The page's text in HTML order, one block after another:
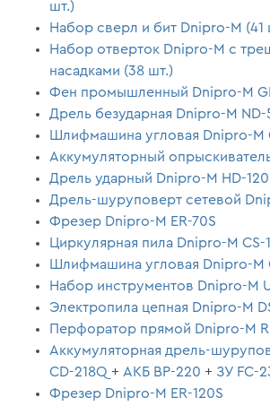
шт.)
Набор сверл и бит Dnipro-M (41
Набор отверток Dnipro-M с
насадками (38 шт.)
Фен промышленный Dnipro-M
Дрель безударная Dnipro-M ND-
Шлифмашина угловая Dnipro-M
Аккумуляторный
Дрель ударный Dnipro-M HD-120
Дрель-шуруповерт сетевой
Фрезер Dnipro-M ER-70S
Циркулярная пила Dnipro-M CS-
Шлифмашина угловая Dnipro-M
Набор инструментов Dnipro-M
Электропила цепная Dnipro-M
Перфоратор прямой Dnipro-M
Аккумуляторная дрель-
CD-218Q + АКБ BP-220 + ЗУ FC-
Фрезер Dnipro-M ЕR-120S